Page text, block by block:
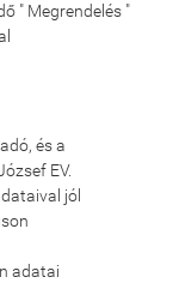
" Megrendelés "
és a
EV.
jól
adatai